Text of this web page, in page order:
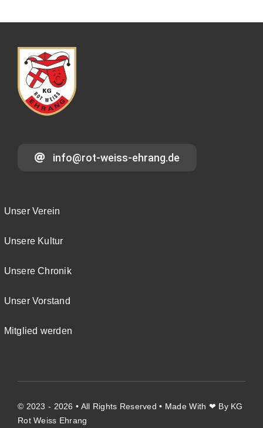
info@rot-weiss-ehrang.de
Unser Verein
Unsere Kultur
Unsere Chronik
Unser Vorstand
Mitglied werden
© 2023 - 2026 • All Rights Reserved • Made With ❤ By KG
Rot Weiss Ehrang